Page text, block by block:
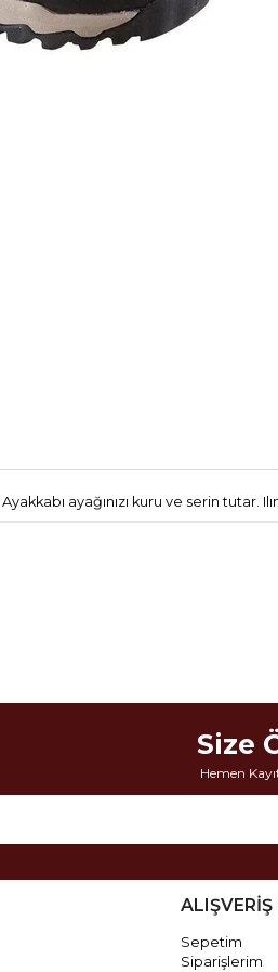
Ayakkabı ayağınızı kuru ve serin tutar
Size
Hemen
ALIŞVERİŞ
Sepetim
Siparişlerim